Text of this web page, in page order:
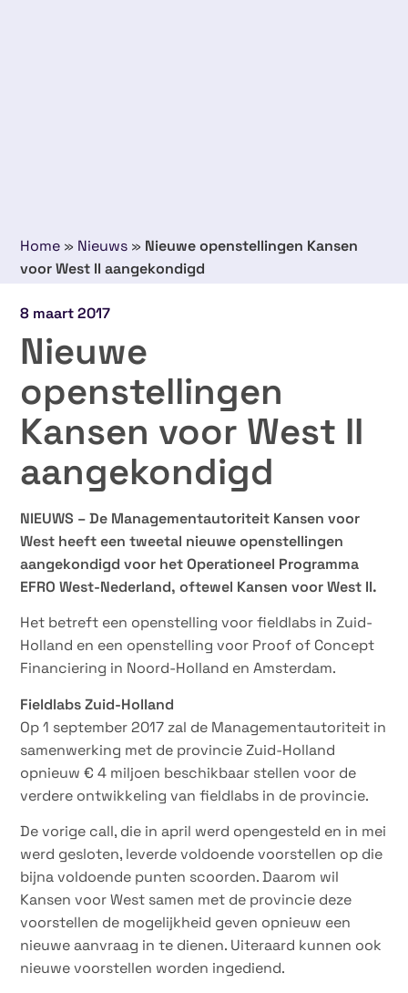
Home » Nieuws » Nieuwe openstellingen Kansen
voor West II aangekondigd
8 maart 2017
Nieuwe
openstellingen
Kansen voor West II
aangekondigd
NIEUWS – De Managementautoriteit Kansen voor
West heeft een tweetal nieuwe openstellingen
aangekondigd voor het Operationeel Programma
EFRO West-Nederland, oftewel Kansen voor West II.
Het betreft een openstelling voor fieldlabs in Zuid-
Holland en een openstelling voor Proof of Concept
Financiering in Noord-Holland en Amsterdam.
Fieldlabs Zuid-Holland
Op 1 september 2017 zal de Managementautoriteit in
samenwerking met de provincie Zuid-Holland
opnieuw € 4 miljoen beschikbaar stellen voor de
verdere ontwikkeling van fieldlabs in de provincie.
De vorige call, die in april werd opengesteld en in mei
werd gesloten, leverde voldoende voorstellen op die
bijna voldoende punten scoorden. Daarom wil
Kansen voor West samen met de provincie deze
voorstellen de mogelijkheid geven opnieuw een
nieuwe aanvraag in te dienen. Uiteraard kunnen ook
nieuwe voorstellen worden ingediend.